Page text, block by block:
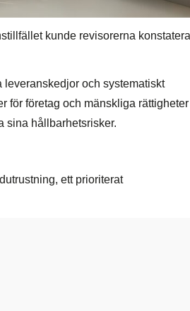
kunde revisorerna konstatera
och systematiskt
för företag och mänskliga rättigheter
sina hållbarhetsrisker.
ett prioriterat